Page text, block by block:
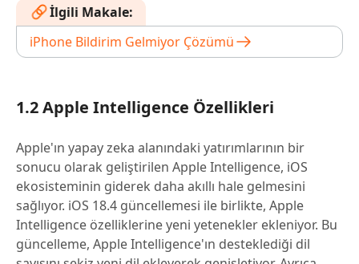
İlgili Makale:
iPhone Bildirim Gelmiyor Çözümü
1.2 Apple Intelligence Özellikleri
Apple'ın yapay zeka alanındaki yatırımlarının bir
sonucu olarak geliştirilen Apple Intelligence, iOS
ekosisteminin giderek daha akıllı hale gelmesini
sağlıyor. iOS 18.4 güncellemesi ile birlikte, Apple
Intelligence özelliklerine yeni yetenekler ekleniyor. Bu
güncelleme, Apple Intelligence'ın desteklediği dil